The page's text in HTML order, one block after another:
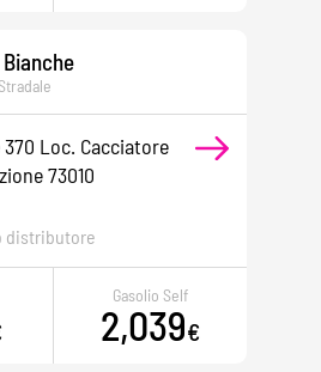
Loc. Cacciatore
73010
distributore
Gasolio Self
2,039€